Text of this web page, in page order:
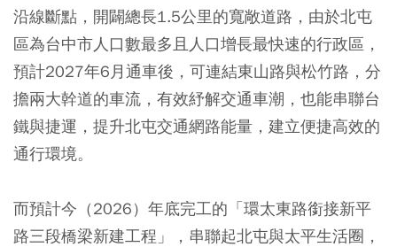
沿線斷點，開闢總長1.5公里的寬敞道路，由於北屯
區為台中市人口數最多且人口增長最快速的行政區，
預計2027年6月通車後，可連結東山路與松竹路，分
擔兩大幹道的車流，有效紓解交通車潮，也能串聯台
鐵與捷運，提升北屯交通網路能量，建立便捷高效的
通行環境。
而預計今（2026）年底完工的「環太東路銜接新平
路三段橋梁新建工程」，串聯起北屯與太平生活圈，